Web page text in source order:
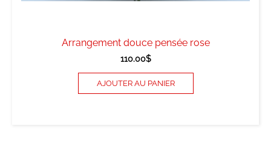
Arrangement douce pensée rose
110.00$
AJOUTER AU PANIER